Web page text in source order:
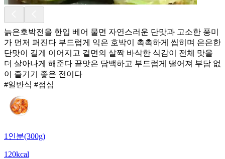
늙은호박전을 한입 베어 물면 자연스러운 단맛과 고소한 풍미
가 먼저 퍼진다 부드럽게 익은 호박이 촉촉하게 씹히며 은은한
단맛이 길게 이어지고 겉면의 살짝 바삭한 식감이 전체 맛을
더 살아나게 해준다 끝맛은 담백하고 부드럽게 떨어져 부담 없
이 즐기기 좋은 전이다
#일반식 #점심
1인분(300g)
120kcal